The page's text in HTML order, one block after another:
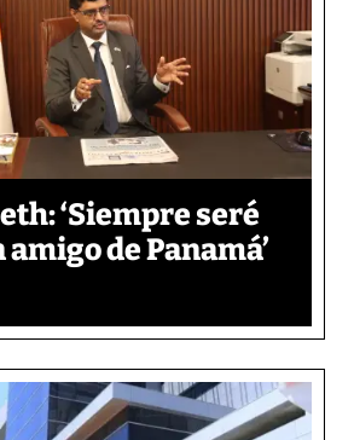
‘Siempre seré
de Panamá’